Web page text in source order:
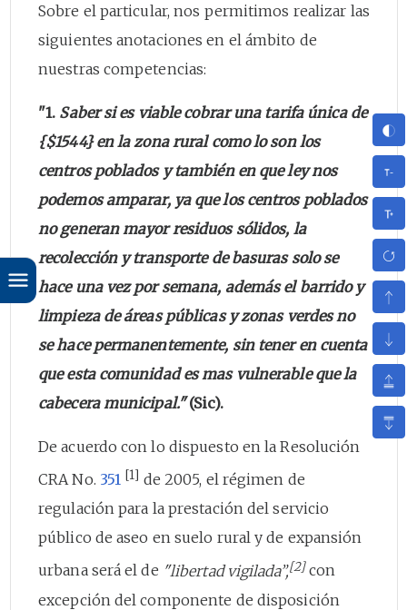
Sobre el particular, nos permitimos realizar las
siguientes anotaciones en el ámbito de
nuestras competencias:
"1. Saber si es viable cobrar una tarifa única de
{$1544} en la zona rural como lo son los
centros poblados y también en que ley nos
podemos amparar, ya que los centros poblados
no generan mayor residuos sólidos, la
recolección y transporte de basuras solo se
hace una vez por semana, además el barrido y
limpieza de áreas públicas y zonas verdes no
se hace permanentemente, sin tener en cuenta
que esta comunidad es mas vulnerable que la
cabecera municipal."(Sic).
De acuerdo con lo dispuesto en la Resolución
CRA No. 351 [1] de 2005, el régimen de
regulación para la prestación del servicio
público de aseo en suelo rural y de expansión
urbana será el de "libertad vigilada”,[2]con
excepción del componente de disposición